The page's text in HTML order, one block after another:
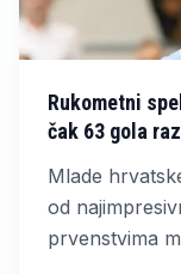
Rukometni
čak 63 gola
Mlade
od
prvenstvima